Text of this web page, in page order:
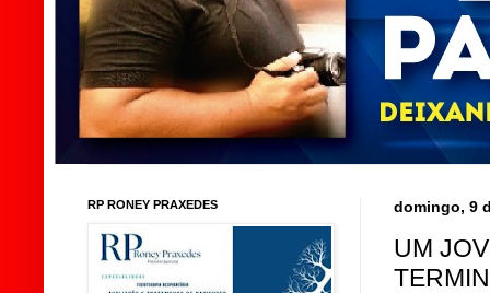
domingo, 9
UM
RP RONEY PRAXEDES